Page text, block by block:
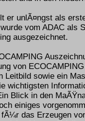
er unlÃ¤ngst als
vom ADAC als
ausgezeichnet.
von
Leitbild sowie ein
wichtigsten
Blick in den
einiges
fÃ¼r das Erzeugen